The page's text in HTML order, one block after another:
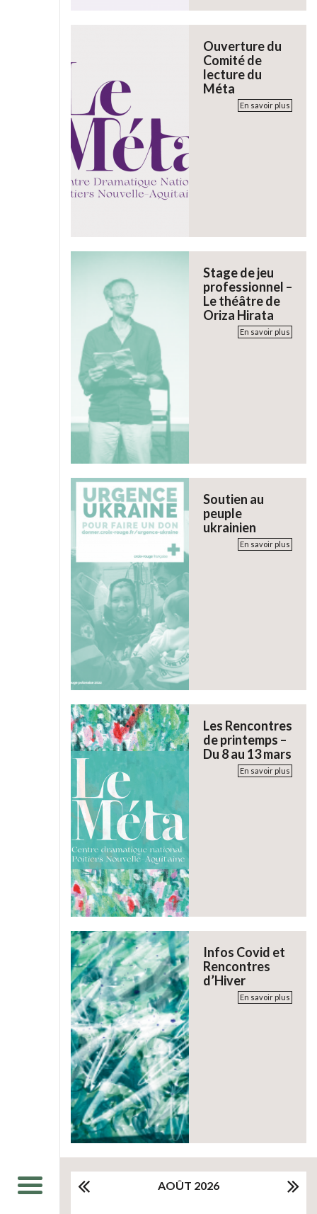
Ouverture du
Comité de
lecture du
Méta
En savoir plus
Stage de jeu
professionnel –
Le théâtre de
Oriza Hirata
En savoir plus
Soutien au
peuple
ukrainien
En savoir plus
Les Rencontres
de printemps –
Du 8 au 13 mars
En savoir plus
Infos Covid et
Rencontres
d’Hiver
En savoir plus
AOÛT 2026